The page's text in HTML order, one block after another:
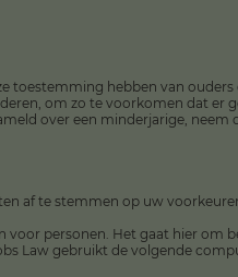
toestemming hebben van
om zo te voorkomen dat er
over een minderjarige, neem
af te stemmen op uw
voor personen. Het gaat hier om
Law gebruikt de volgende